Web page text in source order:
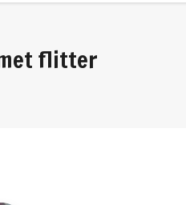
flitter